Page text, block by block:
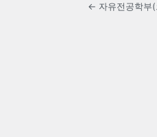
← 자유전공학부(